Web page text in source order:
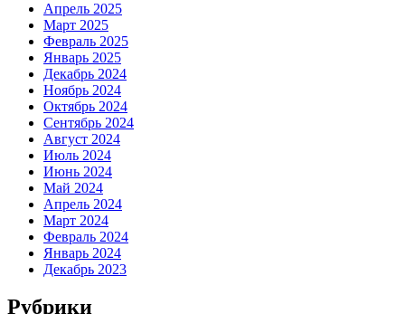
Апрель 2025
Март 2025
Февраль 2025
Январь 2025
Декабрь 2024
Ноябрь 2024
Октябрь 2024
Сентябрь 2024
Август 2024
Июль 2024
Июнь 2024
Май 2024
Апрель 2024
Март 2024
Февраль 2024
Январь 2024
Декабрь 2023
Рубрики